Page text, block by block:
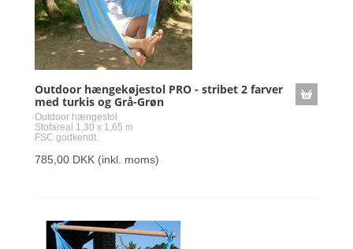
Outdoor hængekøjestol PRO - stribet 2 farver
med turkis og Grå-Grøn
Outdoor hængestol
Stofareal 1,30 x 1,65 m
FSC godkendt.
785,00 DKK (inkl. moms)